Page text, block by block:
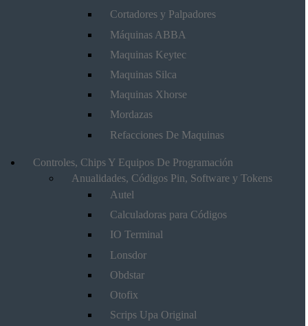
Cortadores y Palpadores
Máquinas ABBA
Maquinas Keytec
Maquinas Silca
Maquinas Xhorse
Mordazas
Refacciones De Maquinas
Controles, Chips Y Equipos De Programación
Anualidades, Códigos Pin, Software y Tokens
Autel
Calculadoras para Códigos
IO Terminal
Lonsdor
Obdstar
Otofix
Scrips Upa Original